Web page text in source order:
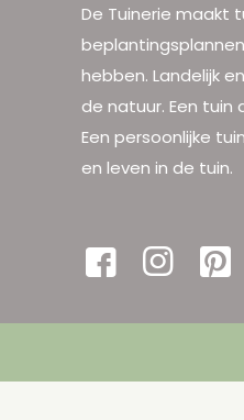
De Tuinerie maakt
hebben. Landelijk
de natuur. Een tuin
Een persoonlijke
en leven in de tuin.